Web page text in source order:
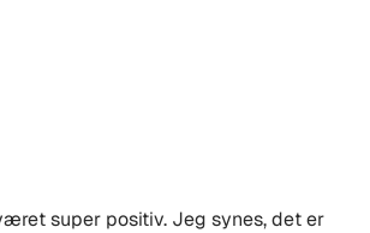
super positiv. Jeg synes, det er